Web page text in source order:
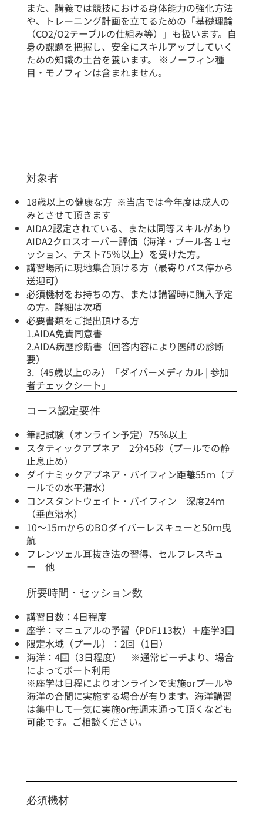
また、講義では競技における身体能力の強化方法
や、トレーニング計画を立てるための「基礎理論
（CO2/O2テーブルの仕組み等）」も扱います。自
身の課題を把握し、安全にスキルアップしていく
ための知識の土台を養います。 ※ノーフィン種
目・モノフィンは含まれません。
対象者
18歳以上の健康な方 ※当店では今年度は成人の
みとさせて頂きます
AIDA2認定されている、または同等スキルがあり
AIDA2クロスオーバー評価（海洋・プール各１セ
ッション、テスト75％以上）を受けた方。
講習場所に現地集合頂ける方（最寄りバス停から
送迎可）
必須機材をお持ちの方、または講習時に購入予定
の方。詳細は次項
必要書類をご提出頂ける方
1.AIDA免責同意書
2.AIDA病歴診断書（回答内容により医師の診断
要）
3.（45歳以上のみ）「ダイバーメディカル | 参加
者チェックシート」
コース認定要件
筆記​試験（オンライン予定）75％以上
スタティックアプネア 2分45秒（プールでの静
止息止め）
ダイナミックアプネア・バイフィン距離55ｍ（プ
ールでの水平潜水）
コンスタントウェイト・バイフィン 深度24ｍ
（垂直潜水）
10～15ｍからのBOダイバーレスキューと50ｍ曳
航
フレンツェル耳抜き法の習得、セルフレスキュ
ー 他
所要時間・セッション数
講習日数：4日程度
座学：マニュアルの予習（PDF113枚）＋座学3回
限定水域（プール）：2回（1日）
海洋：4回（3日程度） ※通常ビーチより、場合
によってボート利用
※座学は日程によりオンラインで実施orプールや
海洋の合間に実施する場合が有ります。海洋講習
は集中して一気に実施or毎週末通って頂くなども
可能です。ご相談ください。
​必須機材